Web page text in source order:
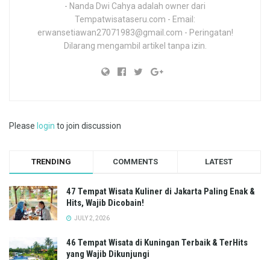
- Nanda Dwi Cahya adalah owner dari
Tempatwisataseru.com - Email:
erwansetiawan27071983@gmail.com - Peringatan!
Dilarang mengambil artikel tanpa izin.
Please login to join discussion
TRENDING COMMENTS LATEST
47 Tempat Wisata Kuliner di Jakarta Paling Enak &
Hits, Wajib Dicobain!
JULY 2, 2026
46 Tempat Wisata di Kuningan Terbaik & TerHits
yang Wajib Dikunjungi